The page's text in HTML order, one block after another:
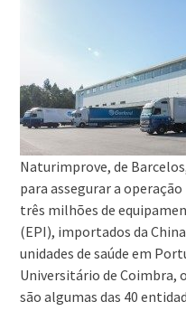
Naturimprove, de
para assegurar a
três milhões de
(EPI), importados da
unidades de saúde em
Universitário de Coimbra,
são algumas das 40